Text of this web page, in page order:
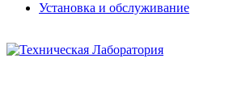
Установка и обслуживание